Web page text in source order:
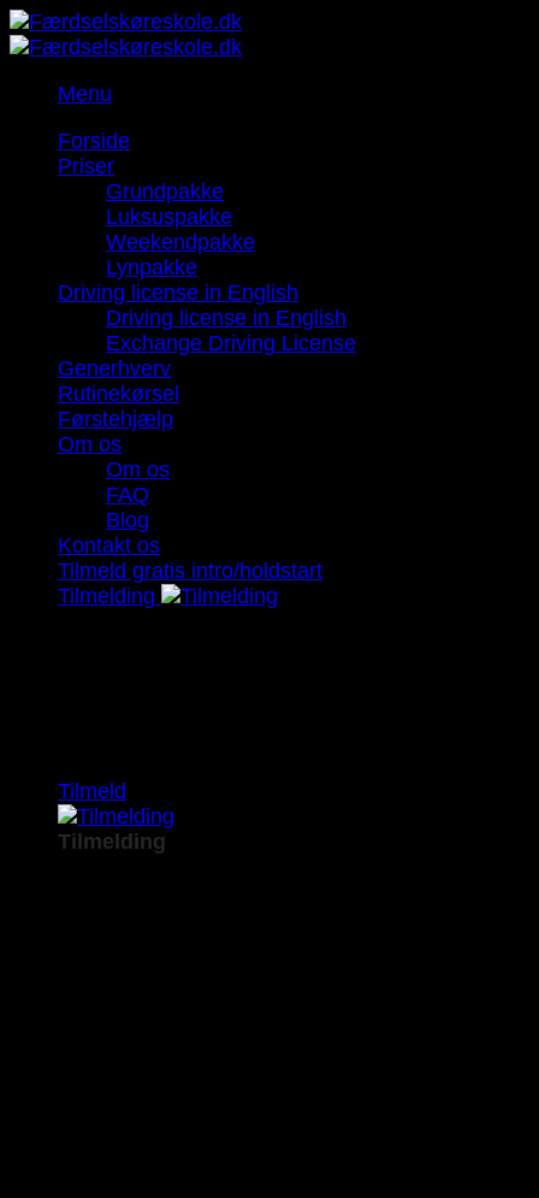
Fortsæt
til
Menu
Forside
Priser
Grundpakke
Luksuspakke
Weekendpakke
Lynpakke
Driving license in English
Driving license in English
Exchange Driving License
Generhverv
Rutinekørsel
Førstehjælp
Om os
Om os
FAQ
Blog
Kontakt os
Tilmeld gratis intro/holdstart
Tilmelding
Tilmeld
Tilmelding